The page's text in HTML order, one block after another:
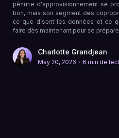
pénurie d'approvisionnement se
bon, mais son segment des
ce que disent les données et ce
faire dès maintenant pour se
Charlotte Grandjean
May 20, 2026 • 6 min de